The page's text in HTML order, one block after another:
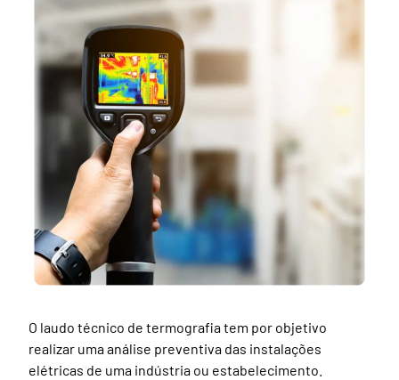
O laudo técnico de termografia tem por objetivo
realizar uma análise preventiva das instalações
elétricas de uma indústria ou estabelecimento.